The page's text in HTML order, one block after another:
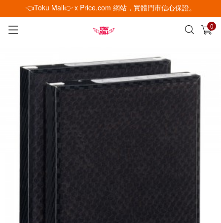
👈Toku Mall👉 x Price.com 網站，實體門市信心保證。
0
已加入購物車 查看